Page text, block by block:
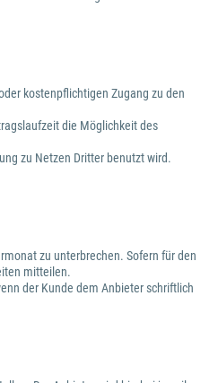
kostenpflichtigen Zugang zu den
die Möglichkeit des
zu Netzen Dritter benutzt wird.
zu unterbrechen. Sofern für den
mitteilen.
der Kunde dem Anbieter schriftlich